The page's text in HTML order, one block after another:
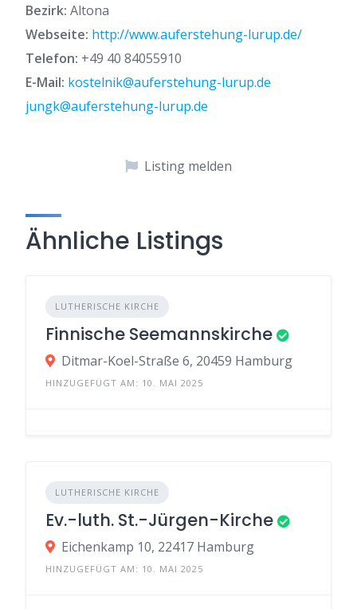
Bezirk: Altona
Webseite: http://www.auferstehung-lurup.de/
Telefon: +49 40 84055910
E-Mail: kostelnik@auferstehung-lurup.de
jungk@auferstehung-lurup.de
Listing melden
Ähnliche Listings
LUTHERISCHE KIRCHE
Finnische Seemannskirche
Ditmar-Koel-Straße 6, 20459 Hamburg
HINZUGEFÜGT AM: 10. MAI 2025
LUTHERISCHE KIRCHE
Ev.-luth. St.-Jürgen-Kirche
Eichenkamp 10, 22417 Hamburg
HINZUGEFÜGT AM: 10. MAI 2025